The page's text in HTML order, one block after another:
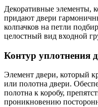
Декоративные элементы,
придают двери
колпачков на петли
целостный вид входной
Контур уплотнения
Элемент двери, который
или полотна двери.
полотна к коробу,
проникновению